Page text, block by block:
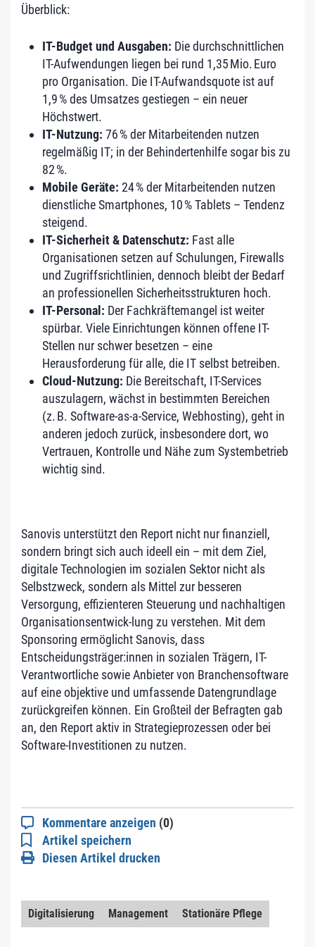
Überblick:
IT-Budget und Ausgaben: Die durchschnittlichen
IT-Aufwendungen liegen bei rund 1,35 Mio. Euro
pro Organisation. Die IT-Aufwandsquote ist auf
1,9 % des Umsatzes gestiegen – ein neuer
Höchstwert.
IT-Nutzung: 76 % der Mitarbeitenden nutzen
regelmäßig IT; in der Behindertenhilfe sogar bis zu
82 %.
Mobile Geräte: 24 % der Mitarbeitenden nutzen
dienstliche Smartphones, 10 % Tablets – Tendenz
steigend.
IT-Sicherheit & Datenschutz: Fast alle
Organisationen setzen auf Schulungen, Firewalls
und Zugriffsrichtlinien, dennoch bleibt der Bedarf
an professionellen Sicherheitsstrukturen hoch.
IT-Personal: Der Fachkräftemangel ist weiter
spürbar. Viele Einrichtungen können offene IT-
Stellen nur schwer besetzen – eine
Herausforderung für alle, die IT selbst betreiben.
Cloud-Nutzung: Die Bereitschaft, IT-Services
auszulagern, wächst in bestimmten Bereichen
(z. B. Software-as-a-Service, Webhosting), geht in
anderen jedoch zurück, insbesondere dort, wo
Vertrauen, Kontrolle und Nähe zum Systembetrieb
wichtig sind.
Sanovis unterstützt den Report nicht nur finanziell,
sondern bringt sich auch ideell ein – mit dem Ziel,
digitale Technologien im sozialen Sektor nicht als
Selbstzweck, sondern als Mittel zur besseren
Versorgung, effizienteren Steuerung und nachhaltigen
Organisationsentwick-lung zu verstehen. Mit dem
Sponsoring ermöglicht Sanovis, dass
Entscheidungsträger:innen in sozialen Trägern, IT-
Verantwortliche sowie Anbieter von Branchensoftware
auf eine objektive und umfassende Datengrundlage
zurückgreifen können. Ein Großteil der Befragten gab
an, den Report aktiv in Strategieprozessen oder bei
Software-Investitionen zu nutzen.
Kommentare anzeigen (0)
Artikel speichern
Diesen Artikel drucken
Digitalisierung Management Stationäre Pflege